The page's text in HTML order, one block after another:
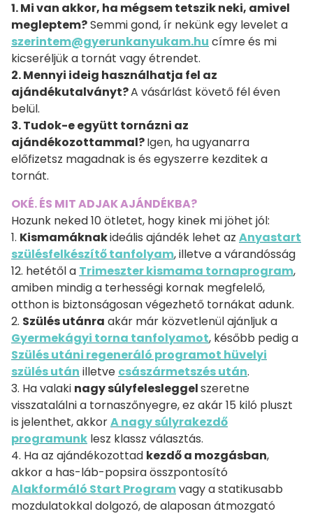
1. Mi van akkor, ha mégsem tetszik neki, amivel
megleptem?Semmi gond, ír nekünk egy levelet a
szerintem@gyerunkanyukam.hu címre és mi
kicseréljük a tornát vagy étrendet.
2. Mennyi ideig használhatja fel az
ajándékutalványt?A vásárlást követő fél éven
belül.
3. Tudok-e együtt tornázni az
ajándékozottammal?Igen, ha ugyanarra
előfizetsz magadnak is és egyszerre kezditek a
tornát.
OKÉ. ÉS MIT ADJAK AJÁNDÉKBA?
Hozunk neked 10 ötletet, hogy kinek mi jöhet jól:
1. Kismamáknakideális ajándék lehet az Anyastart
szülésfelkészítő tanfolyam, illetve a várandósság
12. hetétől a Trimeszter kismama tornaprogram,
amiben mindig a terhességi kornak megfelelő,
otthon is biztonságosan végezhető tornákat adunk.
2. Szülés utánra akár már közvetlenül ajánljuk a
Gyermekágyi torna tanfolyamot, később pedig a
Szülés utáni regeneráló programot hüvelyi
szülés után illetve császármetszés után.
3. Ha valaki nagy súlyfelesleggelszeretne
visszatalálni a tornaszőnyegre, ez akár 15 kiló pluszt
is jelenthet, akkorA nagy súlyrakezdő
programunk lesz klassz választás.
4. Ha az ajándékozottad kezdő a mozgásban,
akkor a has-láb-popsira összpontosító
Alakformáló Start Programvagy a statikusabb
mozdulatokkal dolgozó, de alaposan átmozgató